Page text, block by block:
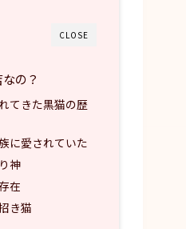
CLOSE
の？
てきた黒猫の歴
に愛されていた
神
在
き猫